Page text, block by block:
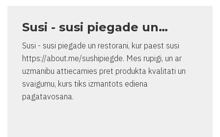
Susi - susi piegade un…
Susi - susi piegade un restorani, kur paest susi
https://about.me/sushipiegde. Mes rupigi, un ar
uzmanibu attiecamies pret produkta kvalitati un
svaigumu, kurs tiks izmantots ediena
pagatavosana.